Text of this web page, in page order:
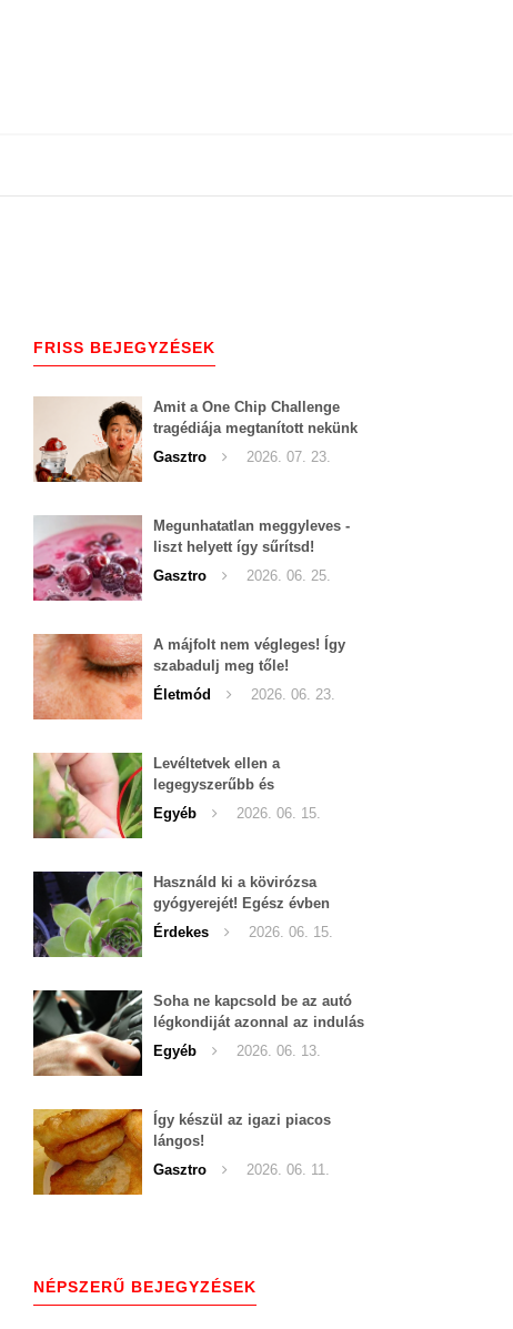
FRISS BEJEGYZÉSEK
Amit a One Chip Challenge
tragédiája megtanított nekünk
a csípős kihívásokról
Gasztro 2026. 07. 23.
Megunhatatlan meggyleves -
liszt helyett így sűrítsd!
Gasztro
2026. 06. 25.
A májfolt nem végleges! Így
szabadulj meg tőle!
Életmód
2026. 06. 23.
Levéltetvek ellen a
legegyszerűbb és
leghatékonyabb filléres
háziszer
Egyéb 2026. 06. 15.
Használd ki a kövirózsa
gyógyerejét! Egész évben
hozzáférhető.
Érdekes 2026. 06. 15.
Soha ne kapcsold be az autó
légkondiját azonnal az indulás
után!
Egyéb 2026. 06. 13.
Így készül az igazi piacos
lángos!
Gasztro
2026. 06. 11.
NÉPSZERŰ BEJEGYZÉSEK